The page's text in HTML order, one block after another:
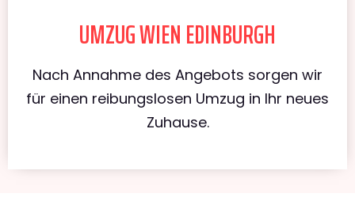
UMZUG WIEN EDINBURGH
Nach Annahme des Angebots sorgen wir
für einen reibungslosen Umzug in Ihr neues
Zuhause.